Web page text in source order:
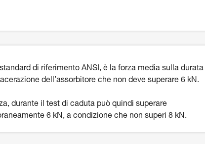
di riferimento ANSI, è la forza media sulla durata
dell’assorbitore che non deve superare 6 kN.
durante il test di caduta può quindi superare
6 kN, a condizione che non superi 8 kN.